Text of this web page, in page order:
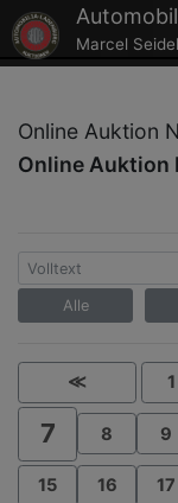
Marcel
Online Auktion
Online Auktion
Alle
≪ 1
7 8 9
15 16 17